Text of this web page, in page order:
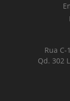
Rua C-
Qd. 302